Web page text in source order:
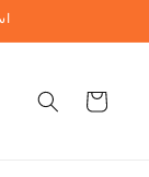
عربة